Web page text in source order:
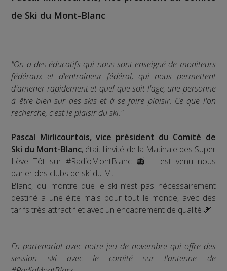
de Ski du Mont-Blanc
"On a des éducatifs qui nous sont enseigné de moniteurs
fédéraux et d'entraîneur fédéral, qui nous permettent
d'amener rapidement et quel que soit l'age, une personne
à être bien sur des skis et à se faire plaisir. Ce que l'on
recherche, c'est le plaisir du ski."
Pascal Mirlicourtois, vice président du Comité de
Ski du Mont-Blanc, était l'invité de la Matinale des Super
Lève Tôt sur #RadioMontBlanc 📻 Il est venu nous
parler des clubs de ski du Mt
Blanc, qui montre que le ski n’est pas nécessairement
destiné a une élite mais pour tout le monde, avec des
tarifs très attractif et avec un encadrement de qualité 🎿
En partenariat avec notre jeu de novembre qui offre des
session ski avec le comité sur l'antenne de